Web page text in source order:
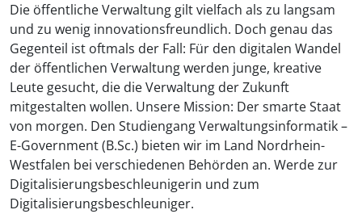
Die öffentliche Verwaltung gilt vielfach als zu langsam
und zu wenig innovationsfreundlich. Doch genau das
Gegenteil ist oftmals der Fall: Für den digitalen Wandel
der öffentlichen Verwaltung werden junge, kreative
Leute gesucht, die die Verwaltung der Zukunft
mitgestalten wollen. Unsere Mission: Der smarte Staat
von morgen. Den Studiengang Verwaltungsinformatik –
E-Government (B.Sc.) bieten wir im Land Nordrhein-
Westfalen bei verschiedenen Behörden an. Werde zur
Digitalisierungsbeschleunigerin und zum
Digitalisierungsbeschleuniger.